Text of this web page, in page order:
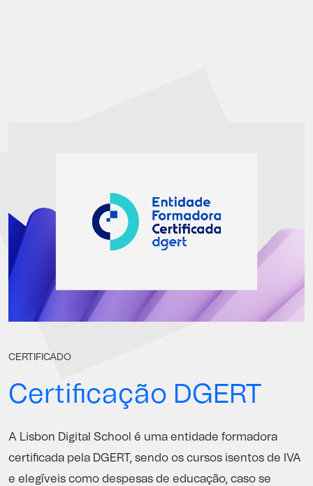
CERTIFICADO
Certificação DGERT
A Lisbon Digital School é uma entidade formadora
certificada pela DGERT, sendo os cursos isentos de IVA
e elegíveis como despesas de educação, caso se